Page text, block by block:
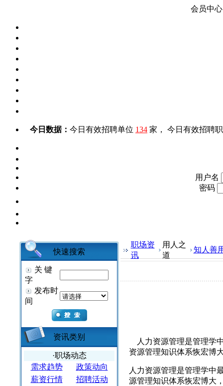
会员中心
今日数据： 今日有效招聘单位 134 家， 今日有效招聘
用户名
密码
快速搜索
关 键
字
发布时
间
资讯类别
·职场动态
需求趋势
政策动向
薪资行情
招聘活动
职场资
讯
用人之
道
知人善
人力资源管理是管理学
资源管理知识体系恢宏博
人力资源管理是管理学中
源管理知识体系恢宏博大